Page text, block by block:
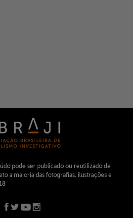
pode ser publicado ou reutilizado de
a maioria das fotografias, ilustrações e